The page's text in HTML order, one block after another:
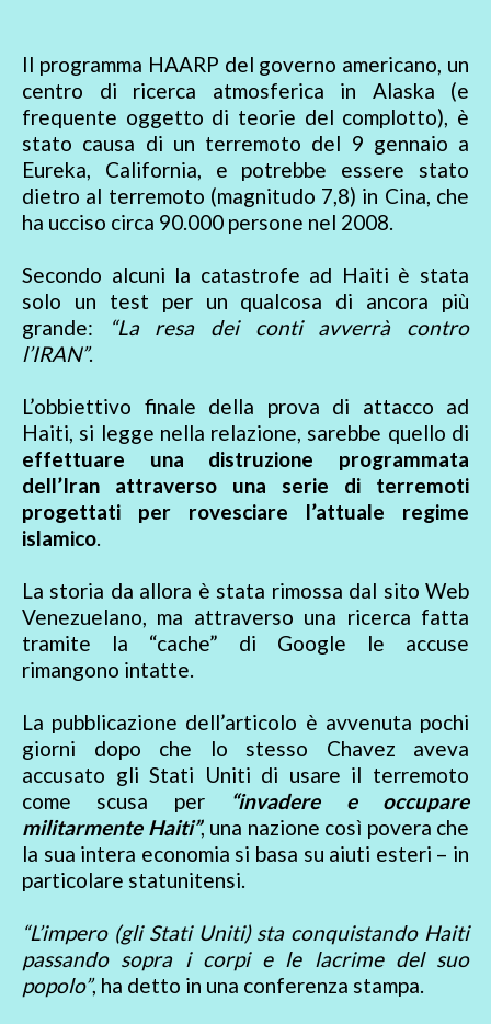
Il programma HAARP del governo americano, un
centro di ricerca atmosferica in Alaska (e
frequente oggetto di teorie del complotto), è
stato causa di un terremoto del 9 gennaio a
Eureka, California, e potrebbe essere stato
dietro al terremoto (magnitudo 7,8) in Cina, che
ha ucciso circa 90.000 persone nel 2008.
Secondo alcuni la catastrofe ad Haiti è stata
solo un test per un qualcosa di ancora più
grande:
“La resa dei conti avverrà contro
l’IRAN”.
L’obbiettivo finale della prova di attacco ad
Haiti, si legge nella relazione, sarebbe quello di
effettuare una distruzione programmata
dell’Iran attraverso una serie di terremoti
progettati per rovesciare l’attuale regime
islamico.
La storia da allora è stata rimossa dal sito Web
Venezuelano, ma attraverso una ricerca fatta
tramite la “cache” di Google le accuse
rimangono intatte.
La pubblicazione dell’articolo è avvenuta pochi
giorni dopo che lo stesso Chavez aveva
accusato gli Stati Uniti di usare il terremoto
come scusa per
“invadere e occupare
militarmente Haiti”, una nazione così povera che
la sua intera economia si basa su aiuti esteri – in
particolare statunitensi.
“L’impero (gli Stati Uniti) sta conquistando Haiti
passando sopra i corpi e le lacrime del suo
popolo”, ha detto in una conferenza stampa.